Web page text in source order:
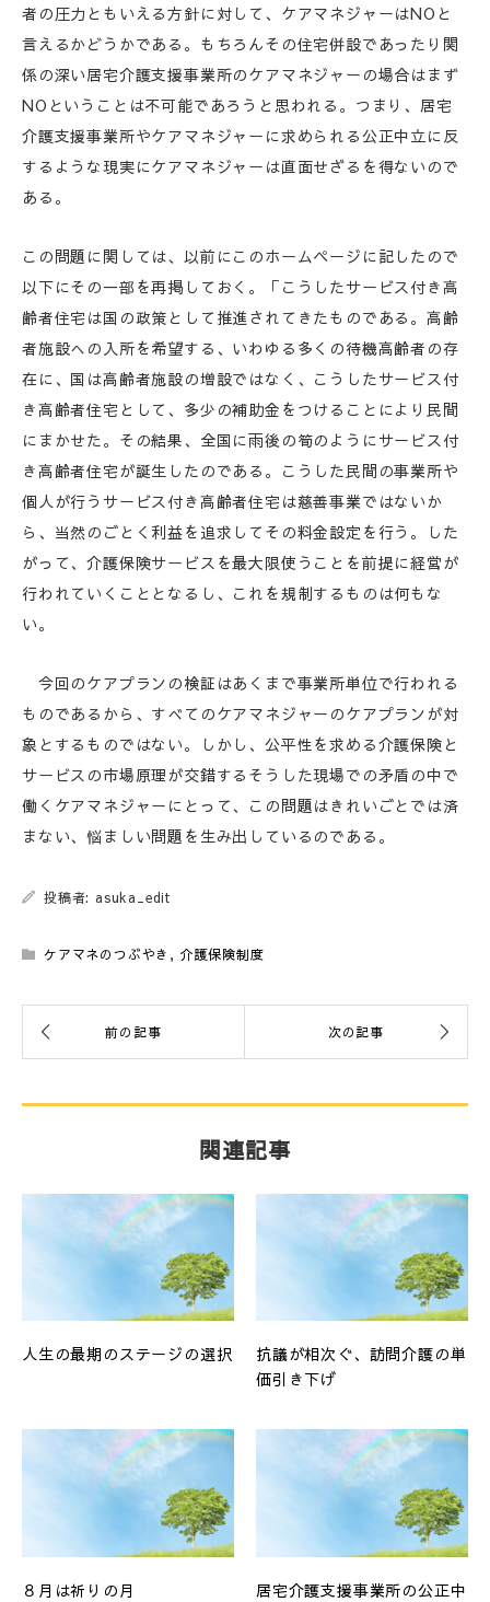
者の圧力ともいえる方針に対して、ケアマネジャーはNOと
言えるかどうかである。もちろんその住宅併設であったり関
係の深い居宅介護支援事業所のケアマネジャーの場合はまず
NOということは不可能であろうと思われる。つまり、居宅
介護支援事業所やケアマネジャーに求められる公正中立に反
するような現実にケアマネジャーは直面せざるを得ないので
ある。
この問題に関しては、以前にこのホームページに記したので
以下にその一部を再掲しておく。「こうしたサービス付き高
齢者住宅は国の政策として推進されてきたものである。高齢
者施設への入所を希望する、いわゆる多くの待機高齢者の存
在に、国は高齢者施設の増設ではなく、こうしたサービス付
き高齢者住宅として、多少の補助金をつけることにより民間
にまかせた。その結果、全国に雨後の筍のようにサービス付
き高齢者住宅が誕生したのである。こうした民間の事業所や
個人が行うサービス付き高齢者住宅は慈善事業ではないか
ら、当然のごとく利益を追求してその料金設定を行う。した
がって、介護保険サービスを最大限使うことを前提に経営が
行われていくこととなるし、これを規制するものは何もな
い。
今回のケアプランの検証はあくまで事業所単位で行われる
ものであるから、すべてのケアマネジャーのケアプランが対
象とするものではない。しかし、公平性を求める介護保険と
サービスの市場原理が交錯するそうした現場での矛盾の中で
働くケアマネジャーにとって、この問題はきれいごとでは済
まない、悩ましい問題を生み出しているのである。
投稿者: asuka_edit
ケアマネのつぶやき , 介護保険制度
関連記事
人生の最期のステージの選択
抗議が相次ぐ、訪問介護の単
価引き下げ
８月は祈りの月
居宅介護支援事業所の公正中